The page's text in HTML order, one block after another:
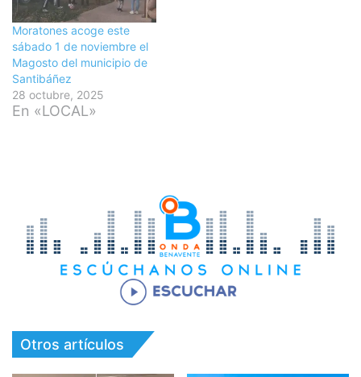
Moratones acoge este
sábado 1 de noviembre el
Magosto del municipio de
Santibáñez
28 octubre, 2025
En «LOCAL»
Otros artículos